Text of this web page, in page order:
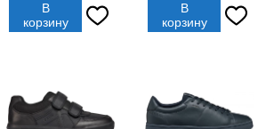
В
корзину
В
корзину